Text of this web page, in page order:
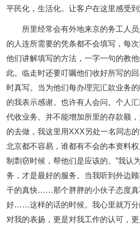
平民化，生活化。让客户在这里感受到
所里经常会有外地来京的务工人
的人连所需要的凭条都不会填写，每
他们讲解填写的方法，一字一句的教
此。临走时还要叮嘱他们收好所写的
时真写。当为他们每办理完汇款业务
的我表示感谢。也许有人会问。个人
代收业务。并不能增加所里的存款额
的去做，我这里用XXX另处一名同志
北京都不容易，谁都有不会的本资料
制剽窃时候，帮他们是应该的。”我认
务，才是最好的服务。当我听到外边
干的真快……那个胖胖的小伙子态度
好……这样的话的时候。我心里就万分
对我的表扬，更是对我工作的认可，更